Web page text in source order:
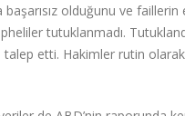
olduğunu ve faillerin
tutuklanmadı.
talep etti. Hakimler rutin